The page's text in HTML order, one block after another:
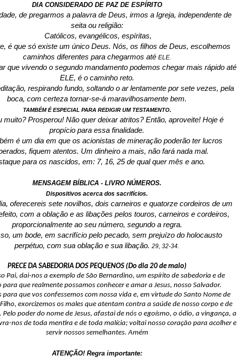
DIA CONSIDERADO DE PAZ DE ESPÍRITO
de pregarmos a palavra de Deus, irmos a Igreja, independente de
seita ou religião:
Católicos, evangélicos, espíritas,
é que só existe um único Deus. Nós, os filhos de Deus, escolhemos
caminhos diferentes para chegarmos até ELE.
que vivendo o segundo mandamento podemos chegar mais rápido até
ELE, é o caminho reto.
respirando fundo, soltando o ar lentamente por sete vezes, pela
boca, com certeza tornar-se-á maravilhosamente bem.
TAMBÉM É ESPECIAL PARA REDIGIR UM TESTAMENTO.
muito? Prosperou! Não quer deixar atritos? Então, aproveite! Hoje é
propício para essa finalidade.
é um dia em que os acionistas de mineração poderão ter lucros
fiquem atentos. Um dinheiro a mais, não fará nada mal.
para os nascidos, em: 7, 16, 25 de qual quer mês e ano.
MENSAGEM BÍBLICA - LIVRO NÚMEROS.
Dispositivos acerca dos sacrifícios.
oferecereis sete novilhos, dois carneiros e quatorze cordeiros de um
com a oblação e as libações pelos touros, carneiros e cordeiros,
proporcionalmente ao seu número, segundo a regra.
um bode, em sacrifício pelo pecado, sem prejuízo do holocausto
perpétuo, com sua oblação e sua libação. 29, 32-34.
PRECE DA SABEDORIA DOS PEQUENOS (Do dia 20 de maio)
Pai, dai-nos a exemplo de São Bernardino, um espírito de sabedoria e de
para que realmente possamos conhecer e amar a Jesus, nosso Salvador.
para que vos confessemos com nossa vida e, em virtude do Santo Nome de
exorcizemos os males que atentam contra a saúde de nosso corpo e de
Pelo poder do nome de Jesus, afastai de nós o egoísmo, o ódio, a vingança, a
nos de toda mentira e de toda malícia; voltai nosso coração para acolher e
servir nossos semelhantes. Amém
ATENÇÃO! Regra importante: